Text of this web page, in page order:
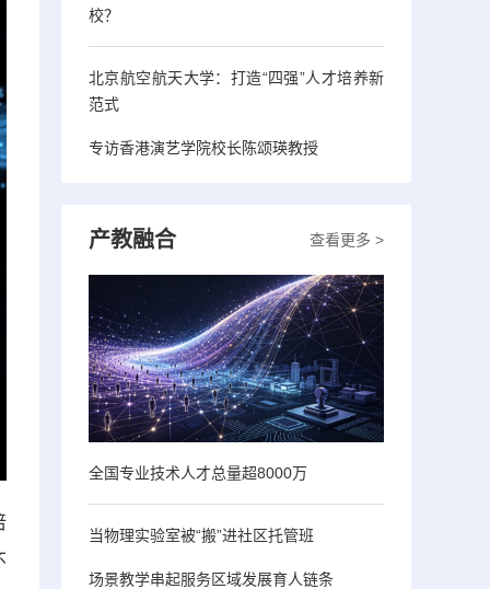
校？
北京航空航天大学：打造“四强”人才培养新
范式
专访香港演艺学院校长陈颂瑛教授
查看更多 >
产教融合
全国专业技术人才总量超8000万
当物理实验室被“搬”进社区托管班
场景教学串起服务区域发展育人链条